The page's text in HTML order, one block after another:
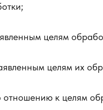
целям
целям их
отношению к целям